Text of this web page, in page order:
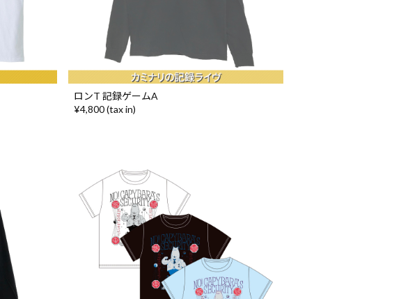
ロンT 記録ゲームA
¥4,800 (tax in)